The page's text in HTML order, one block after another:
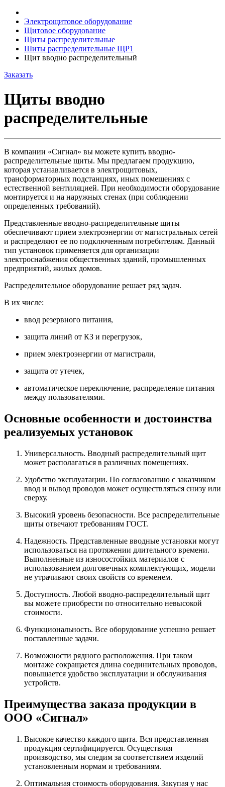
Электрощитовое оборудование
Щитовое оборудование
Щиты распределительные
Шиты распределительные ЩР1
Щит вводно распределительный
Заказать
Щиты вводно
распределительные
В компании «Сигнал» вы можете купить вводно-
распределительные щиты. Мы предлагаем продукцию,
которая устанавливается в электрощитовых,
трансформаторных подстанциях, иных помещениях с
естественной вентиляцией. При необходимости оборудование
монтируется и на наружных стенах (при соблюдении
определенных требований).
Представленные вводно-распределительные щиты
обеспечивают прием электроэнергии от магистральных сетей
и распределяют ее по подключенным потребителям. Данный
тип установок применяется для организации
электроснабжения общественных зданий, промышленных
предприятий, жилых домов.
Распределительное оборудование решает ряд задач.
В их числе:
ввод резервного питания,
защита линий от КЗ и перегрузок,
прием электроэнергии от магистрали,
защита от утечек,
автоматическое переключение, распределение питания
между пользователями.
Основные особенности и достоинства
реализуемых установок
Универсальность. Вводный распределительный щит
может располагаться в различных помещениях.
Удобство эксплуатации. По согласованию с заказчиком
ввод и вывод проводов может осуществляться снизу или
сверху.
Высокий уровень безопасности. Все распределительные
щиты отвечают требованиям ГОСТ.
Надежность. Представленные вводные установки могут
использоваться на протяжении длительного времени.
Выполненные из износостойких материалов с
использованием долговечных комплектующих, модели
не утрачивают своих свойств со временем.
Доступность. Любой вводно-распределительный щит
вы можете приобрести по относительно невысокой
стоимости.
Функциональность. Все оборудование успешно решает
поставленные задачи.
Возможности рядного расположения. При таком
монтаже сокращается длина соединительных проводов,
повышается удобство эксплуатации и обслуживания
устройств.
Преимущества заказа продукции в
ООО «Сигнал»
Высокое качество каждого щита. Вся представленная
продукция сертифицируется. Осуществляя
производство, мы следим за соответствием изделий
установленным нормам и требованиям.
Оптимальная стоимость оборудования. Закупая у нас